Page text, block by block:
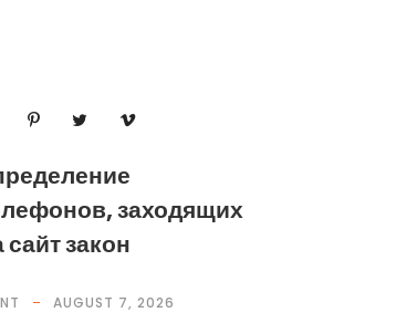
заходящих
сайт закон
AUGUST 7, 2026